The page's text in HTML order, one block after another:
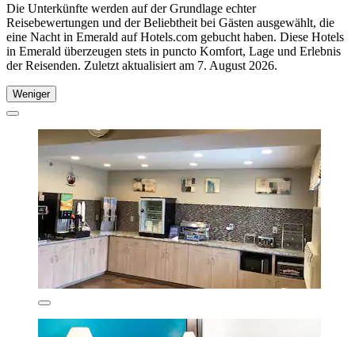
Die Unterkünfte werden auf der Grundlage echter
Reisebewertungen und der Beliebtheit bei Gästen ausgewählt, die
eine Nacht in Emerald auf Hotels.com gebucht haben. Diese Hotels
in Emerald überzeugen stets in puncto Komfort, Lage und Erlebnis
der Reisenden. Zuletzt aktualisiert am 7. August 2026.
Weniger